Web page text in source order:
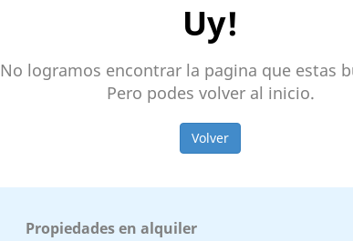
Uy!
No logramos encontrar la pagina que estas
Pero podes volver al inicio.
Volver
Propiedades en alquiler